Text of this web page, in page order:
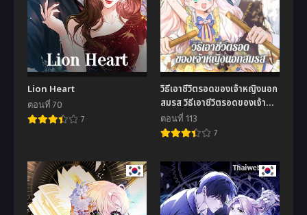
Lion Heart
ตอนที่ 70
7
วิธีเอาชีวิตรอดของเจ้าหญิงนอก
สมรส วิธีเอาชีวิตรอดของเจ้า
หญิงนอกสมรส
ตอนที่ 113
7